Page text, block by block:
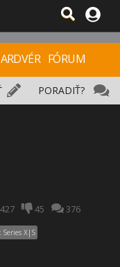
FÓRUM
PORADIŤ?
427 45 376
Series X|S